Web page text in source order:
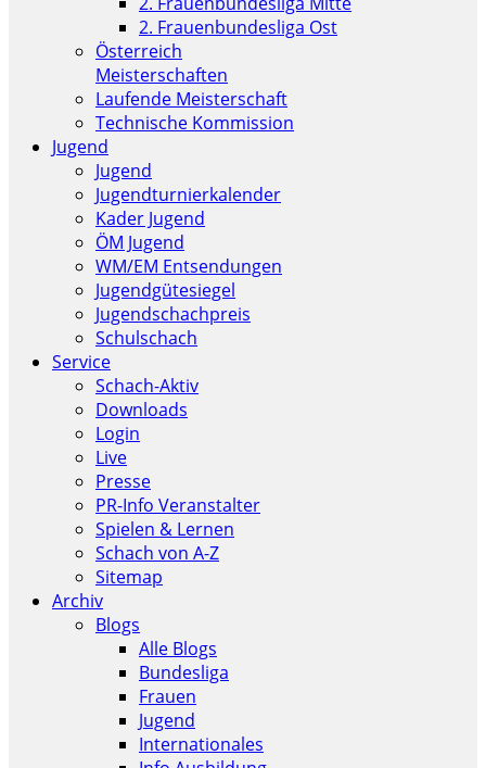
2. Frauenbundesliga Ost
Österreich
Meisterschaften
Laufende Meisterschaft
Technische Kommission
Jugend
Jugend
Jugendturnierkalender
Kader Jugend
ÖM Jugend
WM/EM Entsendungen
Jugendgütesiegel
Jugendschachpreis
Schulschach
Service
Schach-Aktiv
Downloads
Login
Live
Presse
PR-Info Veranstalter
Spielen & Lernen
Schach von A-Z
Sitemap
Archiv
Blogs
Alle Blogs
Bundesliga
Frauen
Jugend
Internationales